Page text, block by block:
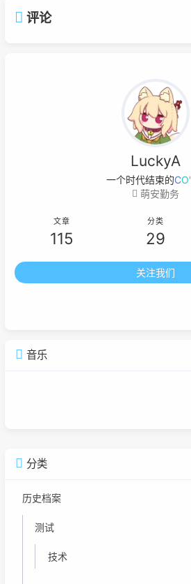
评论
LuckyA
一个时代结束的标志就
萌安勤务
文章
115
分类
29
关注我们
音乐
分类
历史档案
测试
技术